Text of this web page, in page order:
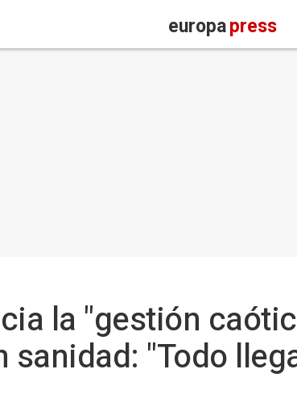
europapress
la "gestión
sanidad: "Todo